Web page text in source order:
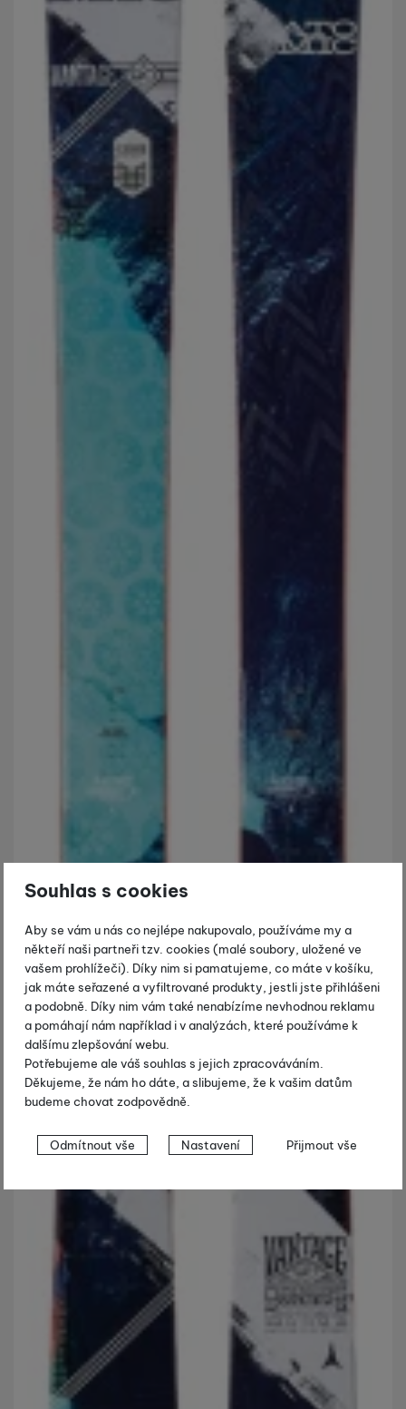
Souhlas s cookies
Aby se vám u nás co nejlépe nakupovalo, používáme my a
někteří naši partneři tzv. cookies (malé soubory, uložené ve
vašem prohlížeči). Díky nim si pamatujeme, co máte v košíku,
jak máte seřazené a vyfiltrované produkty, jestli jste přihlášeni
a podobně. Díky nim vám také nenabízíme nevhodnou reklamu
a pomáhají nám například i v analýzách, které používáme k
dalšímu zlepšování webu.
Potřebujeme ale váš souhlas s jejich zpracováváním.
Děkujeme, že nám ho dáte, a slibujeme, že k vašim datům
budeme chovat zodpovědně.
Nastavení souhlasů s kategoriemi
cookies
Technické
-bez těchto cookies náš web nebude fungovat
VŽDY AKTIVNÍ
Technické cookies umožňují váš průchod nákupním košíkem,
porovnávání produktů a další nezbytné funkce.
Preferenční a rozšířené funkce
Preferenční a rozšířené funkce
abyste nemuseli vše
nastavovat znovu a abyste se s námi mohli spojit např. pomocí
Povoleno
Díky těmto cookies vám práci s naším webem dokážeme ještě
Odmítnout vše Nastavení Přijmout vše